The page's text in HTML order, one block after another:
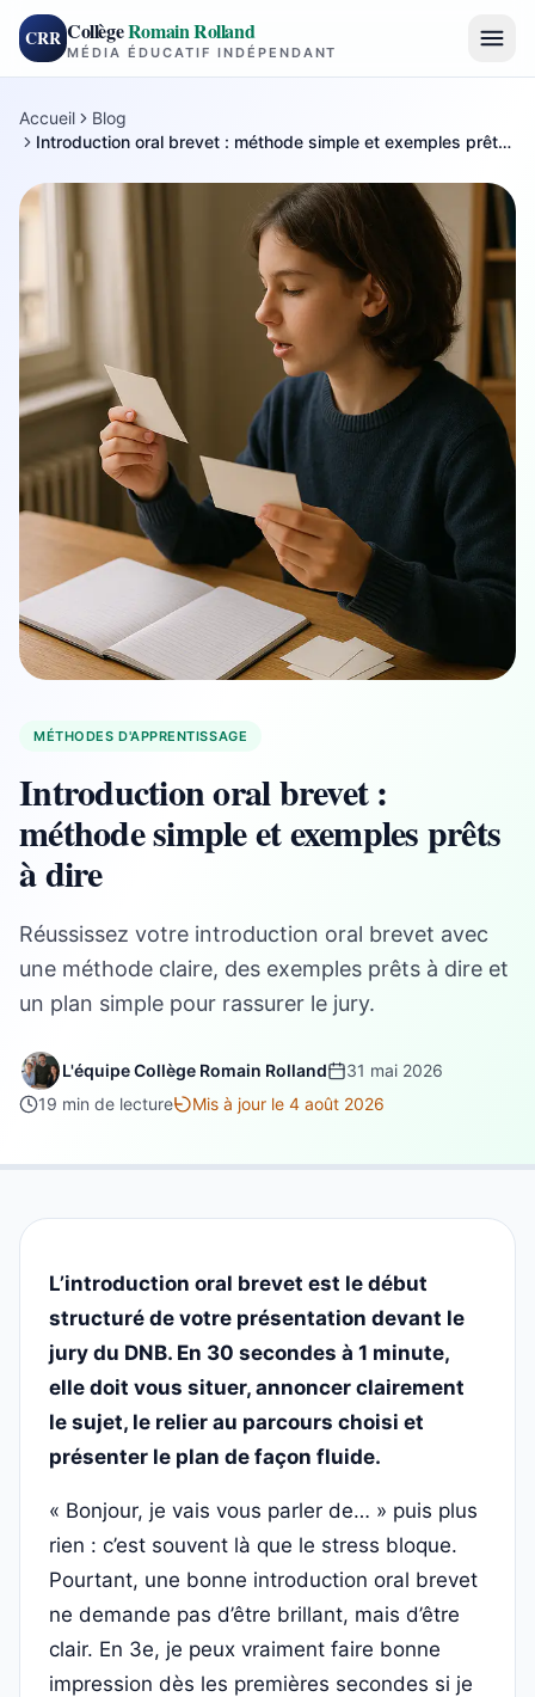
CRR CollègeRomain Rolland
MÉDIA ÉDUCATIF INDÉPENDANT
Accueil
Blog
Introduction oral brevet : méthode simple et exemples prêts à dire
MÉTHODES D'APPRENTISSAGE
Introduction oral brevet :
méthode simple et exemples prêts
à dire
Réussissez votre introduction oral brevet avec
une méthode claire, des exemples prêts à dire et
un plan simple pour rassurer le jury.
L'équipe Collège Romain Rolland
31 mai 2026
19 min de lecture
Mis à jour le 4 août 2026
L’introduction oral brevet est le début
structuré de votre présentation devant le
jury du DNB. En 30 secondes à 1 minute,
elle doit vous situer, annoncer clairement
le sujet, le relier au parcours choisi et
présenter le plan de façon fluide.
« Bonjour, je vais vous parler de… » puis plus
rien : c’est souvent là que le stress bloque.
Pourtant, une bonne introduction oral brevet
ne demande pas d’être brillant, mais d’être
clair. En 3e, je peux vraiment faire bonne
impression dès les premières secondes si je